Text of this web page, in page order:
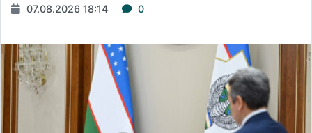
07.08.2026 18:14 0